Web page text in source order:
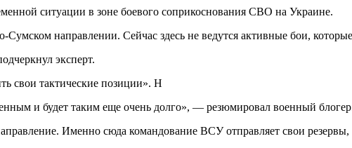
ситуации в зоне боевого соприкоснования СВО на Украине.
направлении. Сейчас здесь не ведутся активные бои,
эксперт.
свои тактические позиции». Н
и будет таким еще очень долго», — резюмировал военный
Именно сюда командование ВСУ отправляет свои